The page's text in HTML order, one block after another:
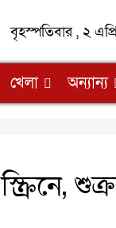
বৃহস্পতিবার , ২
খেলা অন্যান্য